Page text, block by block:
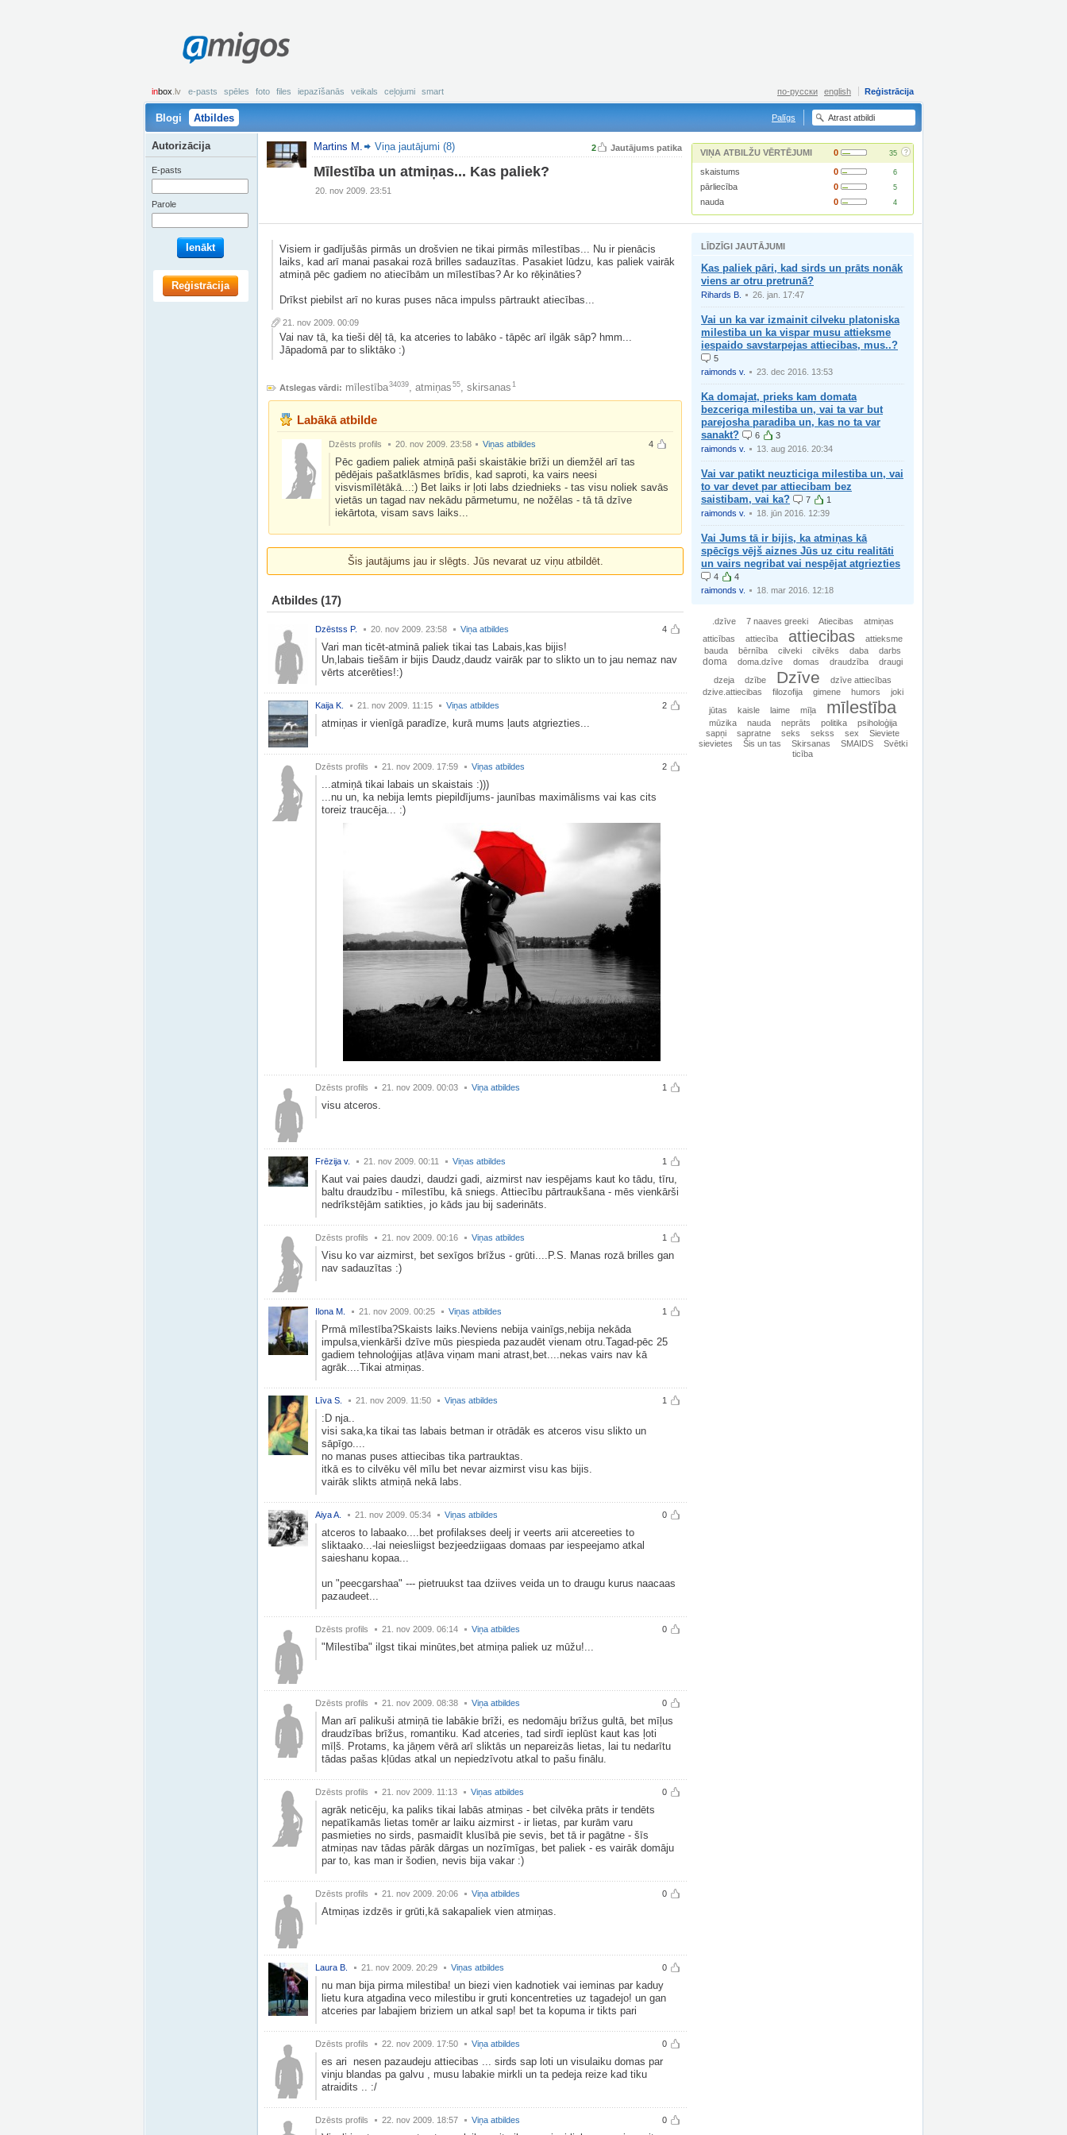
amigos
inbox .lv e-pasts spēles foto files iepazīšanās veikals ceļojumi smart Reģistrācija
по-русски english
Blogi Atbildes Palīgs
2 Jautājums patika
Martins M. Viņa jautājumi (8)
Mīlestība un atmiņas... Kas paliek?
20. nov 2009. 23:51
VIŅA ATBILŽU VĒRTĒJUMI 0 35 ?
skaistums 0 6
pārliecība 0 5
nauda 0 4
Visiem ir gadījušās pirmās un drošvien ne tikai pirmās mīlestības... Nu ir pienācis
laiks, kad arī manai pasakai rozā brilles sadauzītas. Pasakiet lūdzu, kas paliek vairāk
atmiņā pēc gadiem no atiecībām un mīlestības? Ar ko rēķināties?
Drīkst piebilst arī no kuras puses nāca impulss pārtraukt atiecības...
21. nov 2009. 00:09
Vai nav tā, ka tieši dēļ tā, ka atceries to labāko - tāpēc arī ilgāk sāp? hmm...
Jāpadomā par to sliktāko :)
Atslegas vārdi: mīlestība34039, atmiņas 55, skirsanas 1
Labākā atbilde
4
Dzēsts profils 20. nov 2009. 23:58 Viņas atbildes
Pēc gadiem paliek atmiņā paši skaistākie brīži un diemžēl arī tas
pēdējais pašatklāsmes brīdis, kad saproti, ka vairs neesi
visvismīlētākā...:) Bet laiks ir ļoti labs dziednieks - tas visu noliek savās
vietās un tagad nav nekādu pārmetumu, ne nožēlas - tā tā dzīve
iekārtota, visam savs laiks...
Šis jautājums jau ir slēgts. Jūs nevarat uz viņu atbildēt.
Atbildes (17)
4
Dzēstss P. 20. nov 2009. 23:58 Viņa atbildes
Vari man ticēt-atminā paliek tikai tas Labais,kas bijis!
Un,labais tiešām ir bijis Daudz,daudz vairāk par to slikto un to jau nemaz nav
vērts atcerēties!:)
2
Kaija K. 21. nov 2009. 11:15 Viņas atbildes
atmiņas ir vienīgā paradīze, kurā mums ļauts atgriezties...
2
Dzēsts profils 21. nov 2009. 17:59 Viņas atbildes
...atmiņā tikai labais un skaistais :)))
...nu un, ka nebija lemts piepildījums- jaunības maximālisms vai kas cits
toreiz traucēja... :)
1
Dzēsts profils 21. nov 2009. 00:03 Viņa atbildes
visu atceros.
1
Frēzija v. 21. nov 2009. 00:11 Viņas atbildes
Kaut vai paies daudzi, daudzi gadi, aizmirst nav iespējams kaut ko tādu, tīru,
baltu draudzību - mīlestību, kā sniegs. Attiecību pārtraukšana - mēs vienkārši
nedrīkstējām satikties, jo kāds jau bij saderināts.
1
Dzēsts profils 21. nov 2009. 00:16 Viņas atbildes
Visu ko var aizmirst, bet sexīgos brīžus - grūti....P.S. Manas rozā brilles gan
nav sadauzītas :)
1
Ilona M. 21. nov 2009. 00:25 Viņas atbildes
Prmā mīlestība?Skaists laiks.Neviens nebija vainīgs,nebija nekāda
impulsa,vienkārši dzīve mūs piespieda pazaudēt vienam otru.Tagad-pēc 25
gadiem tehnoloģijas atļāva viņam mani atrast,bet....nekas vairs nav kā
agrāk....Tikai atmiņas.
1
Līva S. 21. nov 2009. 11:50 Viņas atbildes
:D nja..
visi saka,ka tikai tas labais betman ir otrādāk es atceros visu slikto un
sāpīgo....
no manas puses attiecibas tika partrauktas.
itkā es to cilvēku vēl mīlu bet nevar aizmirst visu kas bijis.
vairāk slikts atmiņā nekā labs.
0
Aiya A. 21. nov 2009. 05:34 Viņas atbildes
atceros to labaako....bet profilakses deelj ir veerts arii atcereeties to
sliktaako...-lai neiesliigst bezjeedziigaas domaas par iespeejamo atkal
saieshanu kopaa...
un "peecgarshaa" --- pietruukst taa dziives veida un to draugu kurus naacaas
pazaudeet...
0
Dzēsts profils 21. nov 2009. 06:14 Viņa atbildes
"Mīlestība" ilgst tikai minūtes,bet atmiņa paliek uz mūžu!...
0
Dzēsts profils 21. nov 2009. 08:38 Viņa atbildes
Man arī palikuši atmiņā tie labākie brīži, es nedomāju brīžus gultā, bet mīļus
draudzības brīžus, romantiku. Kad atceries, tad sirdī ieplūst kaut kas ļoti
mīļš. Protams, ka jāņem vērā arī sliktās un nepareizās lietas, lai tu nedarītu
tādas pašas kļūdas atkal un nepiedzīvotu atkal to pašu finālu.
0
Dzēsts profils 21. nov 2009. 11:13 Viņas atbildes
agrāk neticēju, ka paliks tikai labās atmiņas - bet cilvēka prāts ir tendēts
nepatīkamās lietas tomēr ar laiku aizmirst - ir lietas, par kurām varu
pasmieties no sirds, pasmaidīt klusībā pie sevis, bet tā ir pagātne - šīs
atmiņas nav tādas pārāk dārgas un nozīmīgas, bet paliek - es vairāk domāju
par to, kas man ir šodien, nevis bija vakar :)
0
Dzēsts profils 21. nov 2009. 20:06 Viņa atbildes
Atmiņas izdzēs ir grūti,kā sakapaliek vien atmiņas.
0
Laura B. 21. nov 2009. 20:29 Viņas atbildes
nu man bija pirma milestiba! un biezi vien kadnotiek vai ieminas par kaduy
lietu kura atgadina veco milestibu ir gruti koncentreties uz tagadejo! un gan
atceries par labajiem briziem un atkal sap! bet ta kopuma ir tikts pari
0
Dzēsts profils 22. nov 2009. 17:50 Viņa atbildes
es ari nesen pazaudeju attiecibas ... sirds sap loti un visulaiku domas par
vinju blandas pa galvu , musu labakie mirkli un ta pedeja reize kad tiku
atraidits .. :/
0
Dzēsts profils 22. nov 2009. 18:57 Viņa atbildes
LĪDZĪGI JAUTĀJUMI
Kas paliek pāri, kad sirds un prāts nonāk
viens ar otru pretrunā?
Rihards B. 26. jan. 17:47
Vai un ka var izmainit cilveku platoniska
milestiba un ka vispar musu attieksme
iespaido savstarpejas attiecibas, mus..?
5
raimonds v.
23. dec 2016. 13:53
Ka domajat, prieks kam domata
bezceriga milestiba un, vai ta var but
parejosha paradiba un, kas no ta var
sanakt?
6
3
raimonds v.
13. aug 2016. 20:34
Vai var patikt neuzticiga milestiba un, vai
to var devet par attiecibam bez
saistibam, vai ka?
7
1
raimonds v.
18. jūn 2016. 12:39
Vai Jums tā ir bijis, ka atmiņas kā
spēcīgs vējš aiznes Jūs uz citu realitāti
un vairs negribat vai nespējat atgriezties
4
4
raimonds v.
18. mar 2016. 12:18
.dzīve 7 naaves greeki Atiecibas
atmiņas
atticības
attiecība attiecibas
attieksme
bauda
bērnība cilveki cilvēks daba darbs
doma doma.dzīve domas draudzība
draugi
dzeja
dzībe Dzīve
dzīve attiecības
dzive.attiecibas
filozofija gimene humors
joki
jūtas
kaisle laime mīļa mīlestība
mūzika nauda neprāts politika
psiholoģija
sapņi
sapratne seks sekss sex
Sieviete
sievietes
Šis un tas Skirsanas SMAIDS
Svētki
ticība
Autorizācija
E-pasts
Parole
Ienākt
Reģistrācija